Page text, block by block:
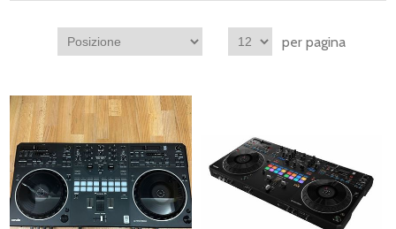
per pagina